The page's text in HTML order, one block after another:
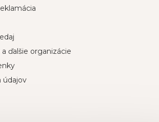
ďalšie organizácie
údajov